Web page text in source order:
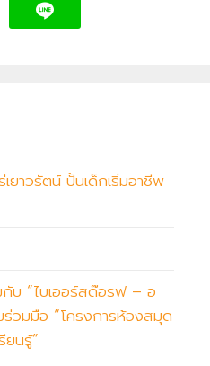
ยาวรัตน์ ปั้นเด็กเริ่มอาชีพ
บ “ไบเออร์สด๊อรฟ – อ
วมมือ “โครงการห้องสมุด
ยนรู้”